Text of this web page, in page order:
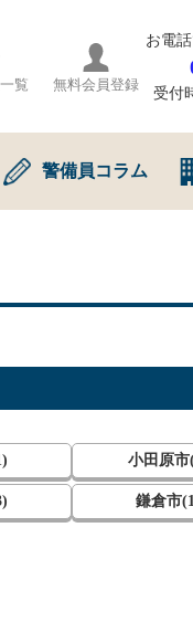
覧 無料会員登録
お電
受付
警備員コラム
小田原市
鎌倉市